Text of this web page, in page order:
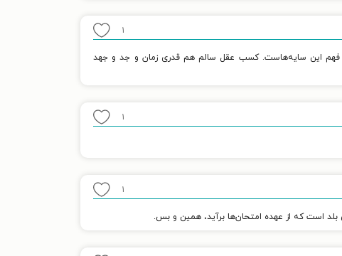
۱
فهم این سایه‌هاست. کسب عقل سالم هم قدری زمان و جد و جهد
۱
۱
است که از عهده امتحان‌ها برآید، همین و بس.